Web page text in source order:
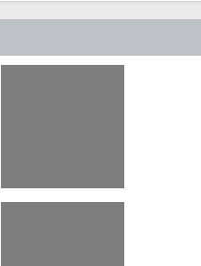
37 Dark Joke Anak